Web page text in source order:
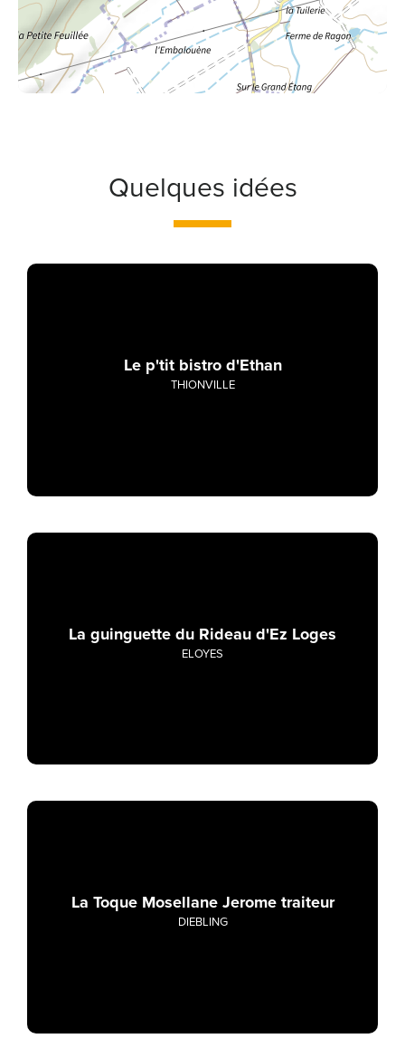
Quelques idées
Le p'tit bistro d'Ethan
THIONVILLE
La guinguette du Rideau d'Ez Loges
ELOYES
La Toque Mosellane Jerome traiteur
DIEBLING